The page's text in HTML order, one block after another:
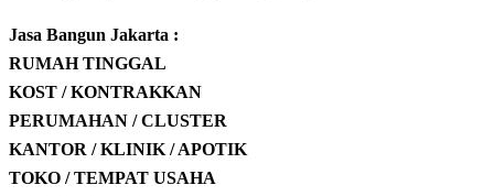
Jasa Bangun Jakarta :
RUMAH TINGGAL
KOST / KONTRAKKAN
PERUMAHAN / CLUSTER
KANTOR / KLINIK / APOTIK
TOKO / TEMPAT USAHA